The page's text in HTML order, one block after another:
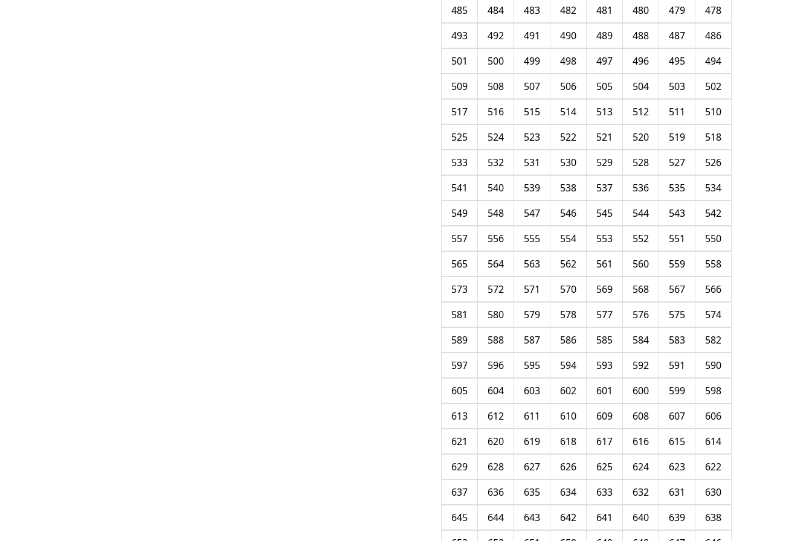
478
479
480
481
482
483
484
485
486
487
488
489
490
491
492
493
494
495
496
497
498
499
500
501
502
503
504
505
506
507
508
509
510
511
512
513
514
515
516
517
518
519
520
521
522
523
524
525
526
527
528
529
530
531
532
533
534
535
536
537
538
539
540
541
542
543
544
545
546
547
548
549
550
551
552
553
554
555
556
557
558
559
560
561
562
563
564
565
566
567
568
569
570
571
572
573
574
575
576
577
578
579
580
581
582
583
584
585
586
587
588
589
590
591
592
593
594
595
596
597
598
599
600
601
602
603
604
605
606
607
608
609
610
611
612
613
614
615
616
617
618
619
620
621
622
623
624
625
626
627
628
629
630
631
632
633
634
635
636
637
638
639
640
641
642
643
644
645